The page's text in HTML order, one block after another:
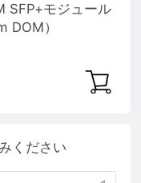
SFP+モジュール
DOM）
ください